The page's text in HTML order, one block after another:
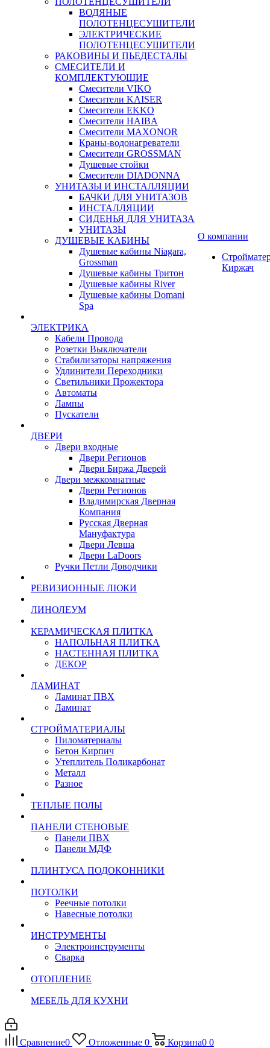
ВОДЯНЫЕ
ПОЛОТЕНЦЕСУШИТЕЛИ
ЭЛЕКТРИЧЕСКИЕ
ПОЛОТЕНЦЕСУШИТЕЛИ
РАКОВИНЫ И ПЬЕДЕСТАЛЫ
СМЕСИТЕЛИ И
КОМПЛЕКТУЮЩИЕ
Смесители VIKO
Смесители KAISER
Смесители EKKO
Смесители HAIBA
Смесители MAXONOR
Краны-водонагреватели
Смесители GROSSMAN
Душевые стойки
Смесители DIADONNA
УНИТАЗЫ И ИНСТАЛЛЯЦИИ
БАЧКИ ДЛЯ УНИТАЗОВ
ИНСТАЛЛЯЦИИ
СИДЕНЬЯ ДЛЯ УНИТАЗА
УНИТАЗЫ
ДУШЕВЫЕ КАБИНЫ
Душевые кабины Niagara,
Grossman
Душевые кабины Тритон
Душевые кабины River
Душевые кабины Domani
Spa
ЭЛЕКТРИКА
Кабели Провода
Розетки Выключатели
Стабилизаторы напряжения
Удлинители Переходники
Светильники Прожектора
Автоматы
Лампы
Пускатели
ДВЕРИ
Двери входные
Двери Регионов
Двери Биржа Дверей
Двери межкомнатные
Двери Регионов
Владимирская Дверная
Компания
Русская Дверная
Мануфактура
Двери Левша
Двери LaDoors
Ручки Петли Доводчики
РЕВИЗИОННЫЕ ЛЮКИ
ЛИНОЛЕУМ
КЕРАМИЧЕСКАЯ ПЛИТКА
НАПОЛЬНАЯ ПЛИТКА
НАСТЕННАЯ ПЛИТКА
ДЕКОР
ЛАМИНАТ
Ламинат ПВХ
Ламинат
СТРОЙМАТЕРИАЛЫ
Пиломатериалы
Бетон Кирпич
Утеплитель Поликарбонат
Металл
Разное
ТЕПЛЫЕ ПОЛЫ
ПАНЕЛИ СТЕНОВЫЕ
Панели ПВХ
Панели МДФ
ПЛИНТУСА ПОДОКОННИКИ
ПОТОЛКИ
Реечные потолки
Навесные потолки
ИНСТРУМЕНТЫ
Электроинструменты
Сварка
ОТОПЛЕНИЕ
МЕБЕЛЬ ДЛЯ КУХНИ
О компании
Киржач
Сравнение0 Отложенные 0 Корзина0 0